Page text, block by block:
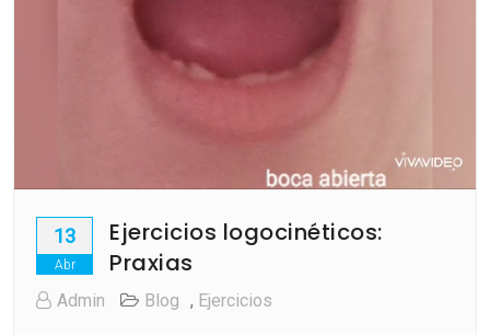
13
Abr
Ejercicios logocinéticos:
Praxias
Admin Blog , Ejercicios